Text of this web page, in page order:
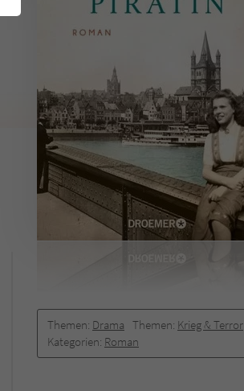
Themen: Drama Themen: Krieg & Terror
Kategorien: Roman